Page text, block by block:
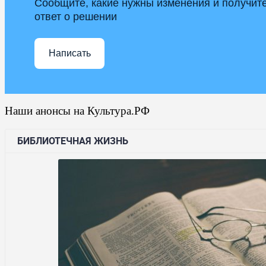
Сообщите, какие нужны изменения и
ответ о решении
Написать
Наши анонсы на Культура.РФ